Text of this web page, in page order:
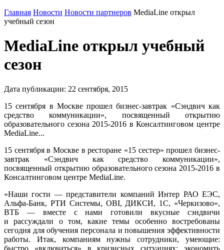
Главная Новости Новости партнеров MediaLine открыл
учебный сезон
MediaLine открыл учебный
сезон
Дата публикации: 22 сентября, 2015
15 сентября в Москве прошел бизнес-завтрак «Сэндвич как
средство коммуникации», посвященный открытию
образовательного сезона 2015-2016 в Консалтинговом центре
MediaLine...
15 сентября в Москве в ресторане «15 сестер» прошел бизнес-
завтрак «Сэндвич как средство коммуникации»,
посвященный открытию образовательного сезона 2015-2016 в
Консалтинговом центре MediaLine.
«Наши гости — представители компаний Интер РАО ЕЭС,
Альфа-Банк, РТИ Системы, OBI, ДИКСИ, 1С, «Черкизово»,
ВТБ — вместе с нами готовили вкусные сэндвичи
и рассуждали о том, какие темы особенно востребованы
сегодня для обучения персонала и повышения эффективности
работы. Итак, компаниям нужны сотрудники, умеющие:
быстро «включаться» в кризисных ситуациях; экономить